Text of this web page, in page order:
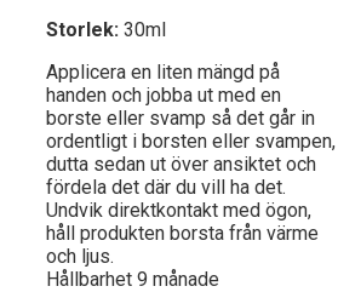
Storlek: 30ml
Applicera en liten mängd på
handen och jobba ut med en
borste eller svamp så det går in
ordentligt i borsten eller svampen,
dutta sedan ut över ansiktet och
fördela det där du vill ha det.
Undvik direktkontakt med ögon,
håll produkten borsta från värme
och ljus.
Hållbarhet 9 månade